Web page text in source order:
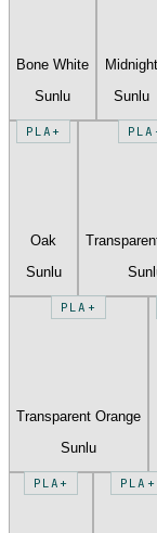
Bone White
Sunlu
Midnight
Sunlu
PLA+
Oak
Sunlu
PLA+
Transparent Orange
Sunlu
PLA+ PLA+